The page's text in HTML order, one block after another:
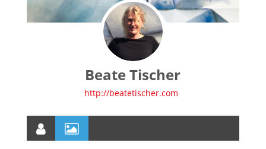
Beate Tischer
http://beatetischer.com